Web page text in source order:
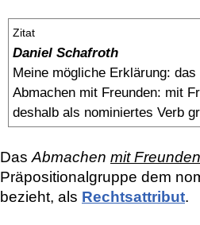
Zitat
Daniel Schafroth
Meine mögliche Erklärung:
Abmachen mit Freunden: mit
deshalb als nominiertes Verb
Das Abmachen mit Freunden
Präpositionalgruppe dem
bezieht, als Rechtsattribut.